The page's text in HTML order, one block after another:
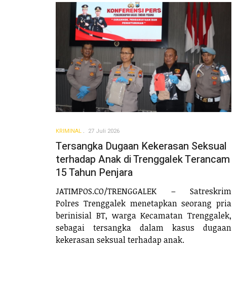
KRIMINAL 27 Juli 2026
Tersangka Dugaan Kekerasan Seksual
terhadap Anak di Trenggalek Terancam
15 Tahun Penjara
JATIMPOS.CO/TRENGGALEK – Satreskrim
Polres Trenggalek menetapkan seorang pria
berinisial BT, warga Kecamatan Trenggalek,
sebagai tersangka dalam kasus dugaan
kekerasan seksual terhadap anak.